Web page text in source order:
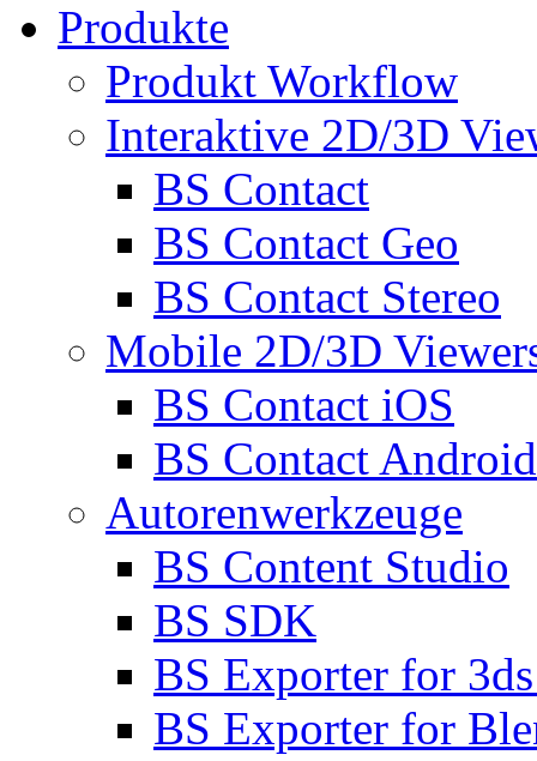
Produkte
Produkt Workflow
Interaktive 2D/3D
BS Contact
BS Contact Geo
BS Contact Stereo
Mobile 2D/3D
BS Contact iOS
BS Contact Android
Autorenwerkzeuge
BS Content Studio
BS SDK
BS Exporter for
BS Exporter for